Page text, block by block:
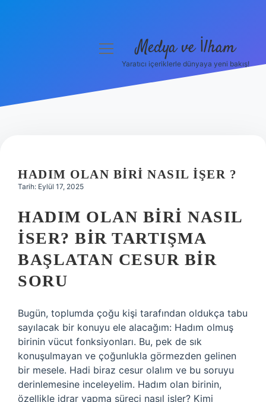
Hakkımızda
menüyüMedya ve İlham
Yaratıcı içeriklerle dünyaya yeni bakış!
HADIM OLAN BIRI NASIL IŞER ?
Tarih: Eylül 17, 2025
HADIM OLAN BIRI NASIL
İSER? BIR TARTIŞMA
BAŞLATAN CESUR BIR
SORU
Bugün, toplumda çoğu kişi tarafından oldukça tabu
sayılacak bir konuyu ele alacağım: Hadım olmuş
birinin vücut fonksiyonları. Bu, pek de sık
konuşulmayan ve çoğunlukla görmezden gelinen
bir mesele. Hadi biraz cesur olalım ve bu soruyu
derinlemesine inceleyelim. Hadım olan birinin,
özellikle idrar yapma süreci nasıl işler? Kimi